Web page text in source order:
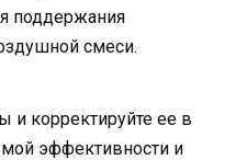
поддержания
смеси.
и корректируйте ее в
эффективности и